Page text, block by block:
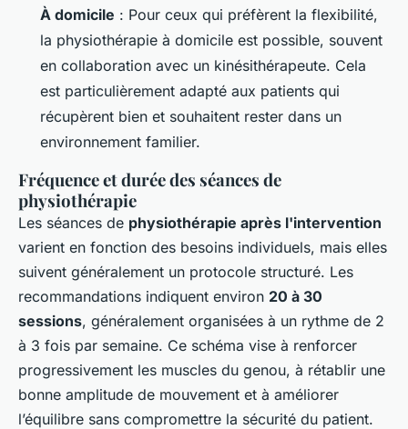
À domicile : Pour ceux qui préfèrent la flexibilité,
la physiothérapie à domicile est possible, souvent
en collaboration avec un kinésithérapeute. Cela
est particulièrement adapté aux patients qui
récupèrent bien et souhaitent rester dans un
environnement familier.
Fréquence et durée des séances de
physiothérapie
Les séances de physiothérapie après l'intervention
varient en fonction des besoins individuels, mais elles
suivent généralement un protocole structuré. Les
recommandations indiquent environ 20 à 30
sessions, généralement organisées à un rythme de 2
à 3 fois par semaine. Ce schéma vise à renforcer
progressivement les muscles du genou, à rétablir une
bonne amplitude de mouvement et à améliorer
l’équilibre sans compromettre la sécurité du patient.